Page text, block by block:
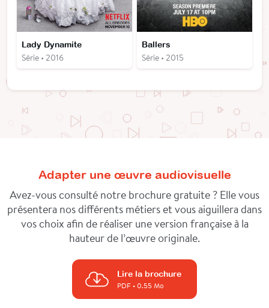
Lady Dynamite
Série • 2016
Ballers
Série • 2015
Adapter une œuvre audiovisuelle
Avez-vous consulté notre brochure gratuite ? Elle vous
présentera nos différents métiers et vous aiguillera dans
vos choix afin de réaliser une version française à la
hauteur de l’œuvre originale.
Lire la brochure
PDF• 0.55 Mo